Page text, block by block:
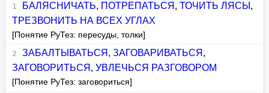
БАЛЯСНИЧАТЬ, ПОТРЕПАТЬСЯ , ТОЧИТЬ ЛЯСЫ ,
ТРЕЗВОНИТЬ НА ВСЕХ УГЛАХ
[Понятие РуТез: пересуды, толки]
ЗАБАЛТЫВАТЬСЯ , ЗАГОВАРИВАТЬСЯ ,
ЗАГОВОРИТЬСЯ ,УВЛЕЧЬСЯ РАЗГОВОРОМ
[Понятие РуТез: заговориться]